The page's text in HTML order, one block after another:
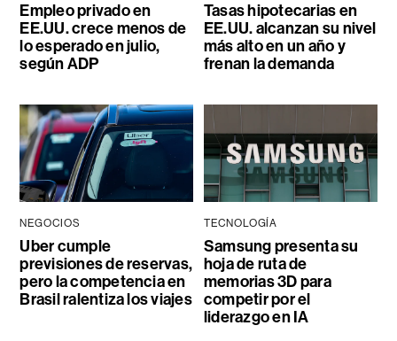
Empleo privado en
EE.UU. crece menos de
lo esperado en julio,
según ADP
Tasas hipotecarias en
EE.UU. alcanzan su nivel
más alto en un año y
frenan la demanda
NEGOCIOS
Uber cumple
previsiones de reservas,
pero la competencia en
Brasil ralentiza los viajes
TECNOLOGÍA
Samsung presenta su
hoja de ruta de
memorias 3D para
competir por el
liderazgo en IA